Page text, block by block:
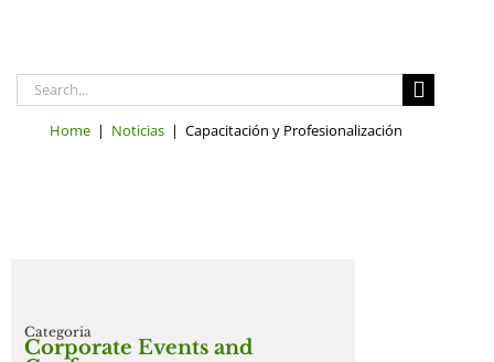
Search
Home| Noticias| Capacitación y Profesionalización
Categoria
Corporate Events and